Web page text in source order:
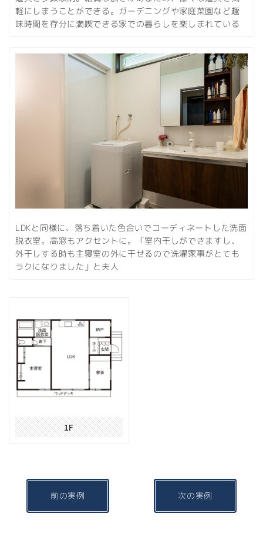
軽にしまうことができる。ガーデニングや家庭菜園など趣
味時間を存分に満喫できる家での暮らしを楽しまれている
LDKと同様に、落ち着いた色合いでコーディネートした洗面
脱衣室。高窓もアクセントに。「室内干しができますし、
外干しする時も主寝室の外に干せるので洗濯家事がとても
ラクになりました」と夫人
1F
前の実例 次の実例